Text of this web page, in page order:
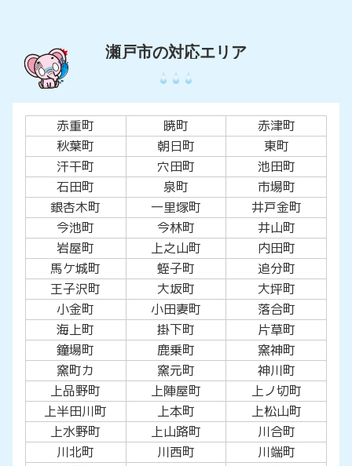
赤重町 暁町
赤津町
秋葉町
朝日町
東町
汗干町
穴田町
池田町
石田町
泉町
市場町
銀杏木町
一里塚町
井戸金町
今池町
今林町
井山町
岩屋町
上之山町
内田町
馬ケ城町
蛭子町
追分町
王子沢町
大坂町
大坪町
小金町
小田妻町
落合町
海上町
掛下町
片草町
鐘場町
鹿乗町
窯神町
窯町カ
窯元町
神川町
上品野町
上陣屋町
上ノ切町
上半田川町
上本町
上松山町
上水野町
上山路町
川合町
川北町
川西町
川端町